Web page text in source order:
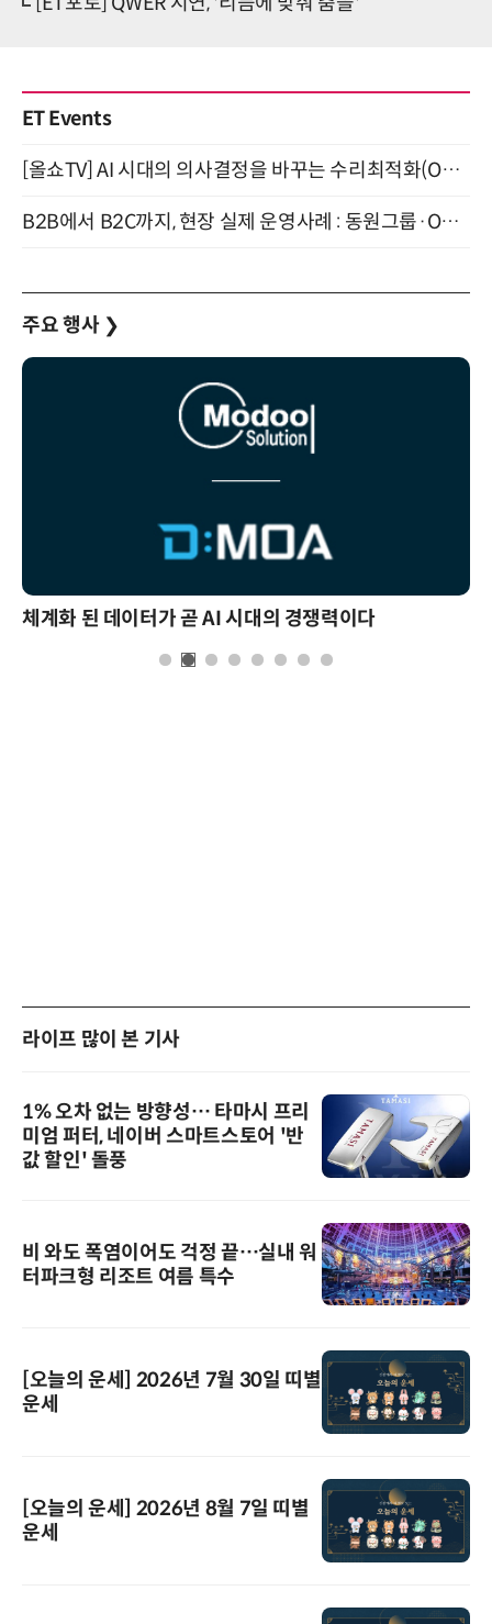
ET Events
[올쇼TV] AI 시대의 의사결정을 바꾸는 수리최적화(Optimization) 소개 (8/20 생방송)
B2B에서 B2C까지, 현장 실제 운영사례 : 동원그룹·OCI·다이닝브랜즈그룹·당근 (8/27)
주요 행사 ❯
체계화 된 데이터가 곧 AI 시대의 경쟁력이다
라이프 많이 본 기사
1% 오차 없는 방향성… 타마시 프리
미엄 퍼터, 네이버 스마트스토어 '반
값 할인' 돌풍
비 와도 폭염이어도 걱정 끝…실내 워
터파크형 리조트 여름 특수
[오늘의 운세] 2026년 7월 30일 띠별
운세
[오늘의 운세] 2026년 8월 7일 띠별
운세